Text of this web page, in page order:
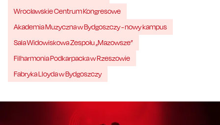
Wrocławskie Centrum Kongresowe
Akademia Muzyczna w Bydgoszczy - nowy kampus
Sala Widowiskowa Zespołu „Mazowsze”
Filharmonia Podkarpacka w Rzeszowie
Fabryka Lloyda w Bydgoszczy